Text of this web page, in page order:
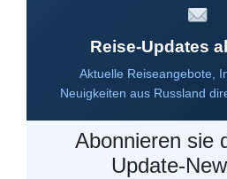
Reise-Updates
Aktuelle Reiseangebote,
Neuigkeiten aus Russland
Abonnieren sie
Update-